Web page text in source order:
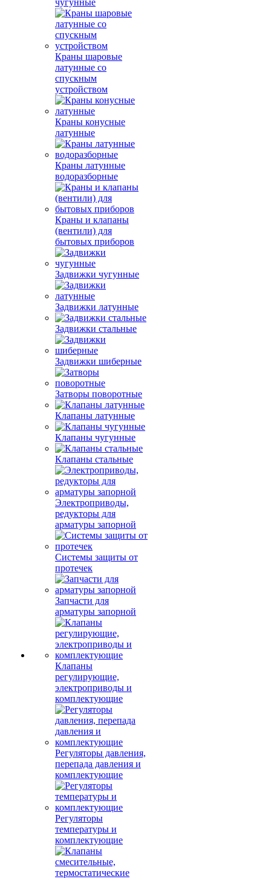
чугунные
Краны шаровые
латунные со
спускным
устройством
Краны конусные
латунные
Краны латунные
водоразборные
Краны и клапаны
(вентили) для
бытовых приборов
Задвижки чугунные
Задвижки латунные
Задвижки стальные
Задвижки шиберные
Затворы поворотные
Клапаны латунные
Клапаны чугунные
Клапаны стальные
Электроприводы,
редукторы для
арматуры запорной
Системы защиты от
протечек
Запчасти для
арматуры запорной
Клапаны
регулирующие,
электроприводы и
комплектующие
Регуляторы давления,
перепада давления и
комплектующие
Регуляторы
температуры и
комплектующие